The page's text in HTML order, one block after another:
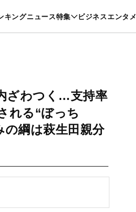
キングニュース特集 ビジネスエンタメ
スポーツ ヘルスケア 美容 グルメ
ざわつく…支持率
れる“ぼっち
綱は萩生田親分